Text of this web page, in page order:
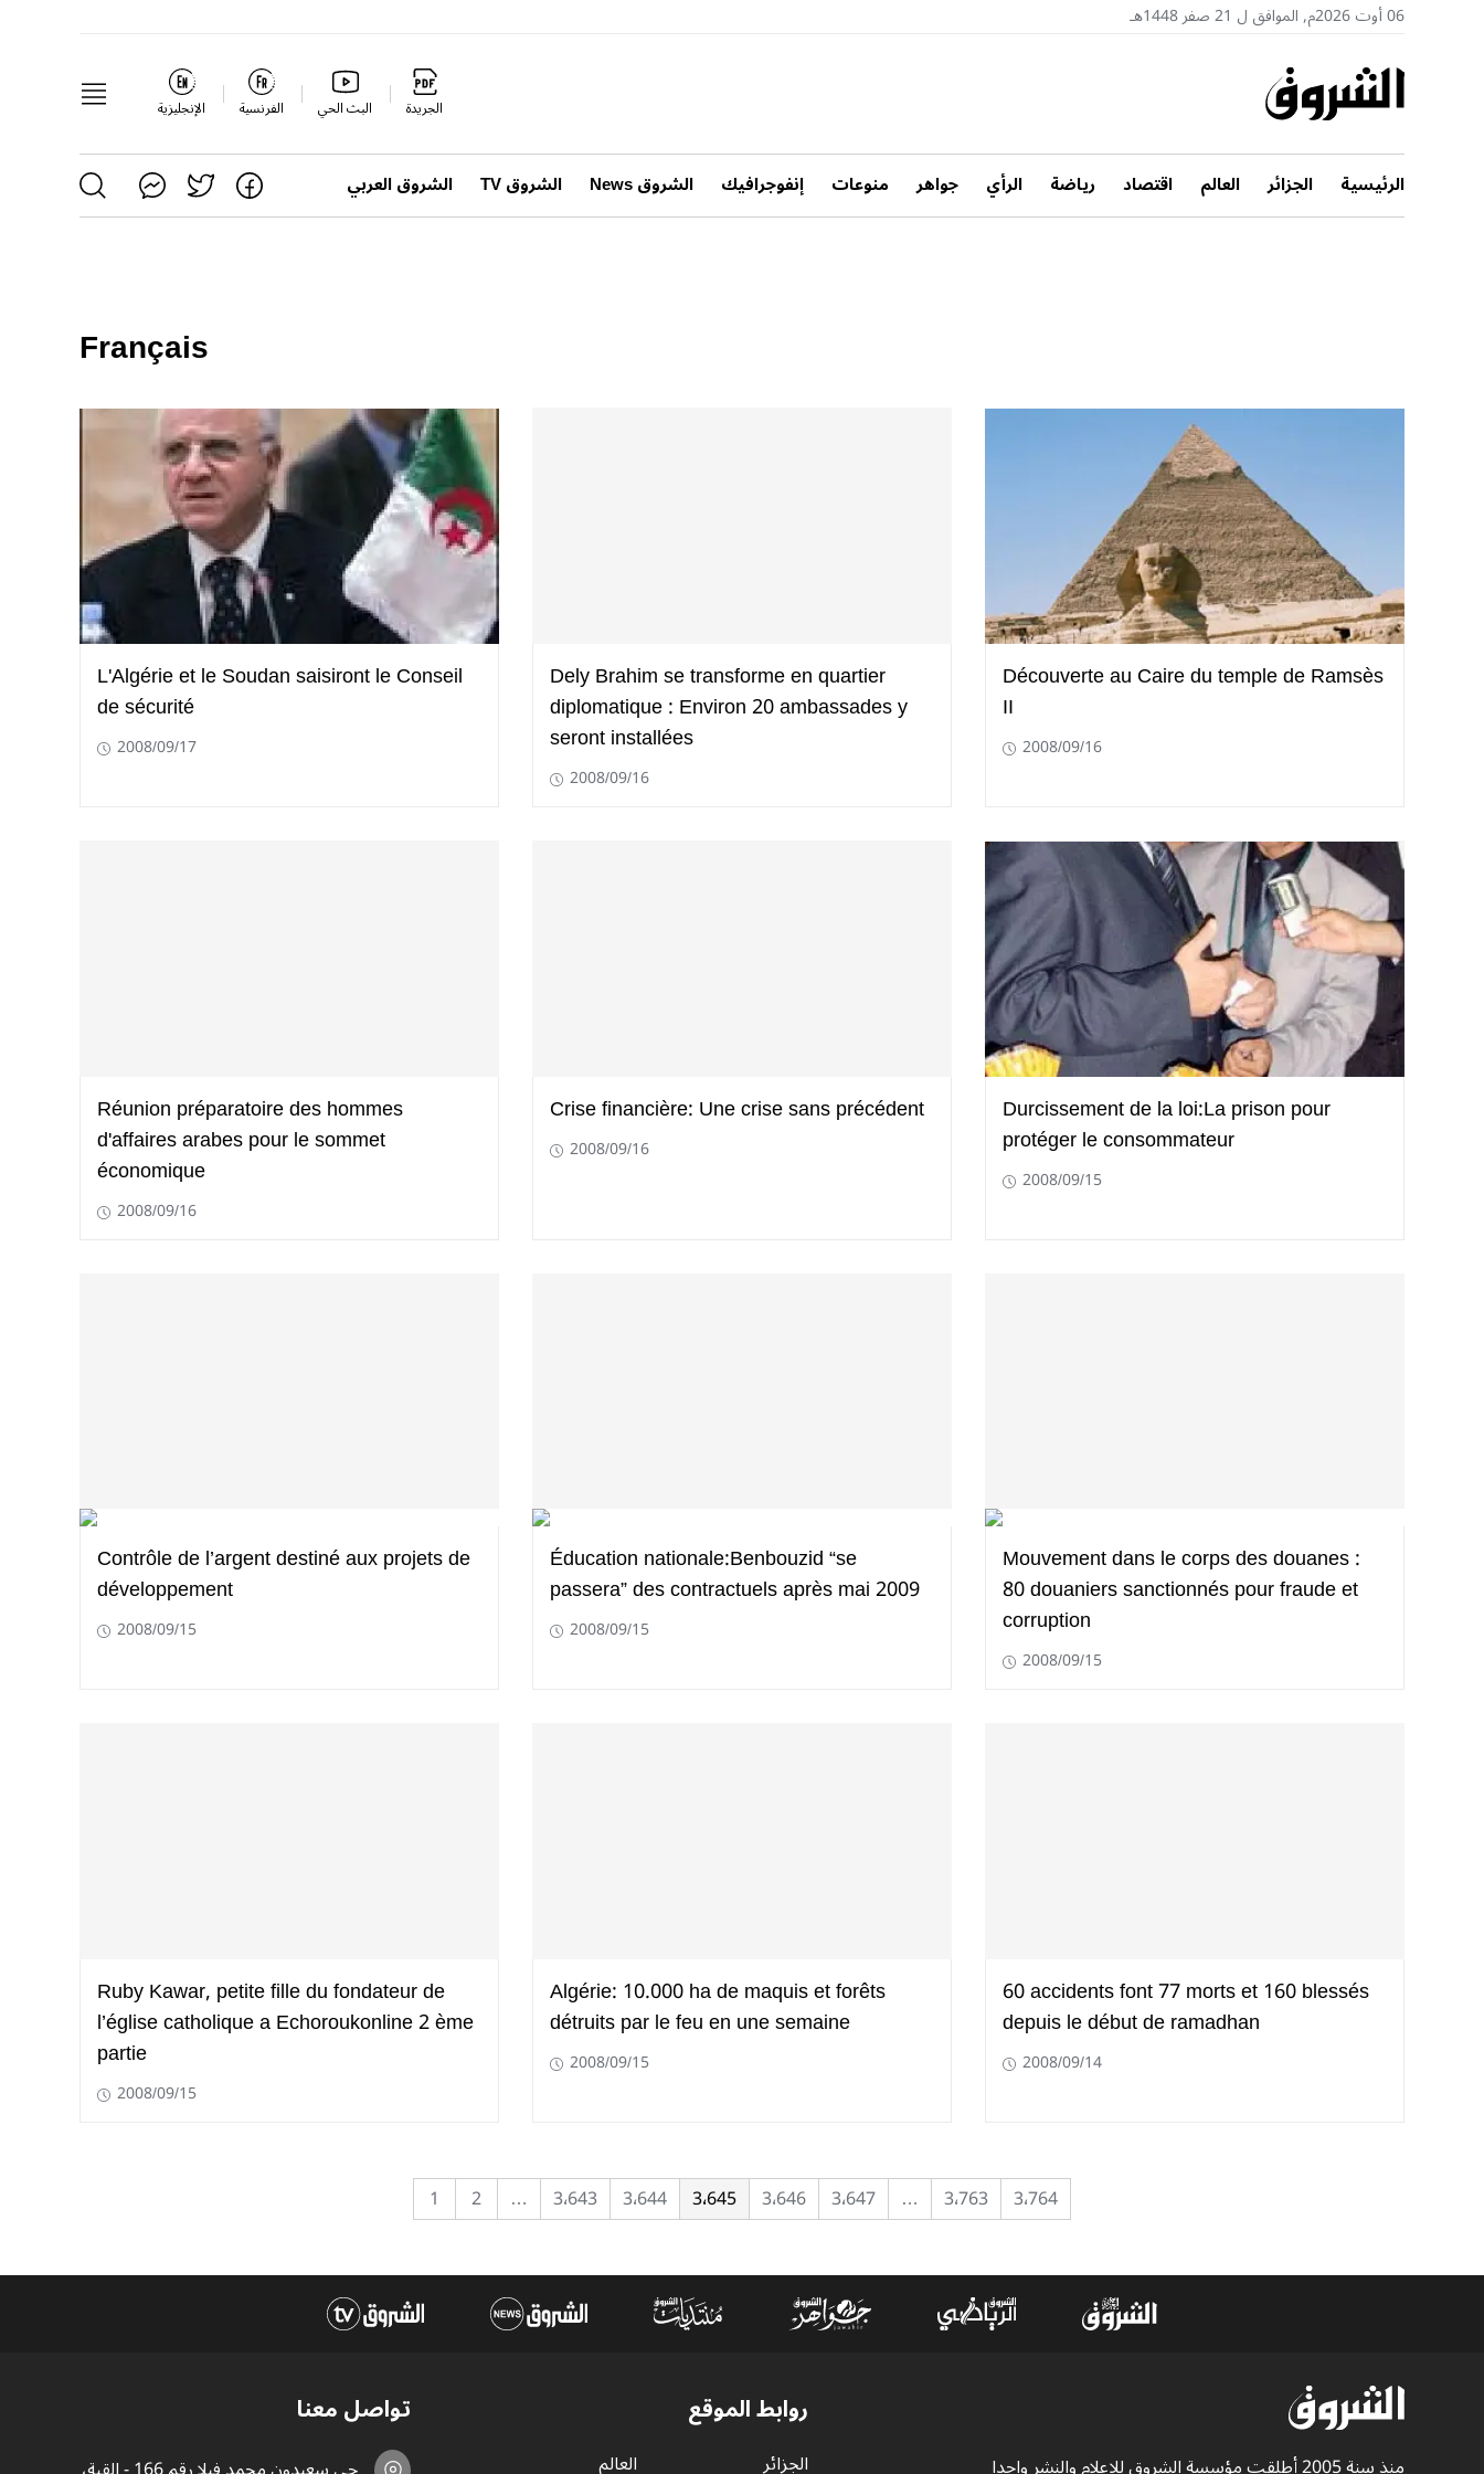
06 أوت 2026م, الموافق ل 21 صفر 1448هـ
الجريدة البث الحي الفرنسية الإنجليزية
الرئيسية الجزائر العالم اقتصاد رياضة الرأي جواهر منوعات إنفوجرافيك الشروق News الشروق TV الشروق العربي
Français
L'Algérie et le Soudan saisiront le Conseil
de sécurité
2008/09/17
Dely Brahim se transforme en quartier
diplomatique : Environ 20 ambassades y
seront installées
2008/09/16
Découverte au Caire du temple de Ramsès
II
2008/09/16
Réunion préparatoire des hommes
d'affaires arabes pour le sommet
économique
2008/09/16
Crise financière: Une crise sans précédent
2008/09/16
Durcissement de la loi:La prison pour
protéger le consommateur
2008/09/15
Contrôle de l’argent destiné aux projets de
développement
2008/09/15
Éducation nationale:Benbouzid “se
passera” des contractuels après mai 2009
2008/09/15
Mouvement dans le corps des douanes :
80 douaniers sanctionnés pour fraude et
corruption
2008/09/15
Ruby Kawar, petite fille du fondateur de
l’église catholique a Echoroukonline 2 ème
partie
2008/09/15
Algérie: 10.000 ha de maquis et forêts
détruits par le feu en une semaine
2008/09/15
60 accidents font 77 morts et 160 blessés
depuis le début de ramadhan
2008/09/14
1 2 … 3٬643 3٬644 3٬645 3٬646 3٬647 … 3٬763 3٬764
روابط الموقع
الجزائر العالم
تواصل معنا